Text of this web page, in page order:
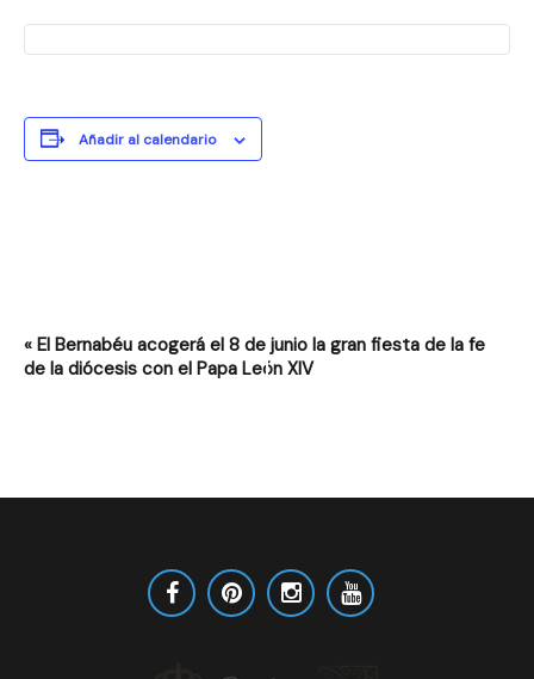
Añadir al calendario
N
a
a
« El Bernabéu acogerá el 8 de junio la gran fiesta de la fe
de la diócesis con el Papa León XIV